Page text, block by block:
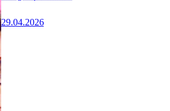
29.04.2026